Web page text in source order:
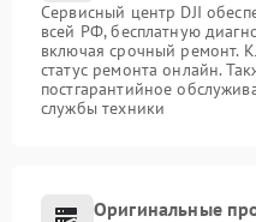
Сервисный центр DJI
всей РФ, бесплатную
включая срочный ремонт.
статус ремонта онлайн.
постгарантийное
службы техники
Оригинальные